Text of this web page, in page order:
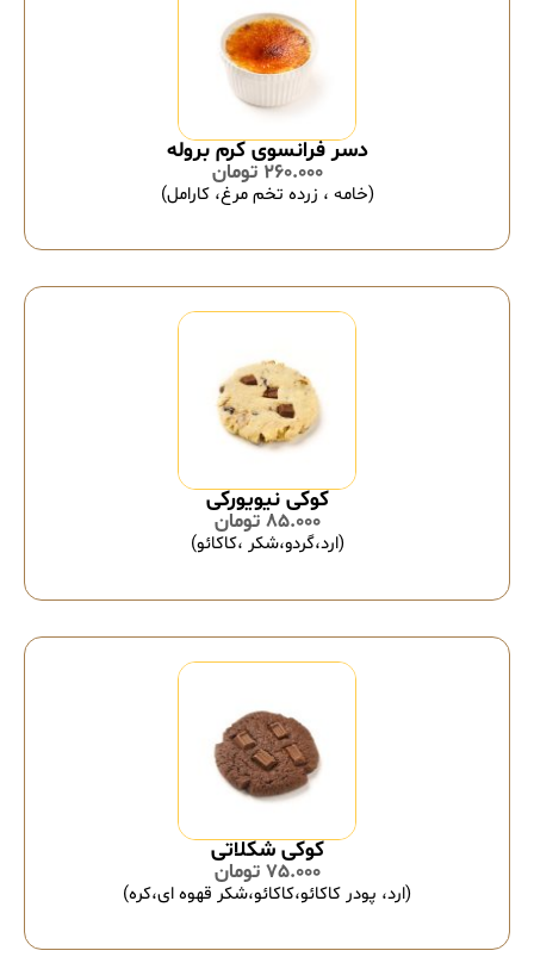
دسر فرانسوی کرم بروله
260.000 تومان
(خامه ، زرده تخم مرغ، کارامل)
کوکی نیویورکی
85.000 تومان
(ارد،گردو،شکر ،کاکائو)
کوکی شکلاتی
75.000 تومان
(ارد، پودر کاکائو،کاکائو،شکر قهوه ای،کره)